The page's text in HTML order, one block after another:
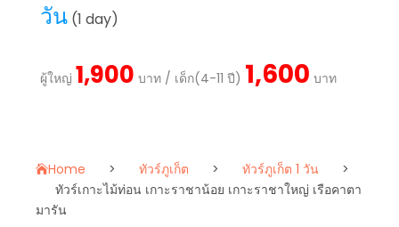
วัน (1 day)
ผู้ใหญ่ 1,900 บาท / เด็ก(4-11 ปี) 1,600 บาท
Home > ทัวร์ภูเก็ต > ทัวร์ภูเก็ต 1 วัน
>
ทัวร์เกาะไม้ท่อน เกาะราชาน้อย เกาะราชาใหญ่ เรือคาตา
มารัน